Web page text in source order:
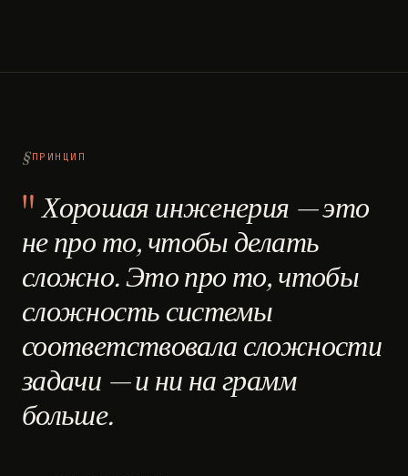
ПРИНЦИП
Хорошая инженерия — это
не про то, чтобы делать
сложно. Это про то, чтобы
сложность системы
соответствовала сложности
задачи — и ни на грамм
больше.